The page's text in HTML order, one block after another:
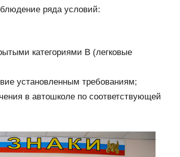
ряда условий:
категориями В (легковые
установленным требованиям;
в автошколе по соответствующей